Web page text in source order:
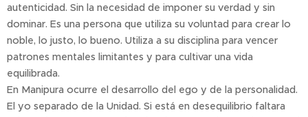
autenticidad. Sin la necesidad de imponer su verdad y sin
dominar. Es una persona que utiliza su voluntad para crear lo
noble, lo justo, lo bueno. Utiliza a su disciplina para vencer
patrones mentales limitantes y para cultivar una vida
equilibrada.
En Manipura ocurre el desarrollo del ego y de la personalidad.
El yo separado de la Unidad. Si está en desequilibrio faltara